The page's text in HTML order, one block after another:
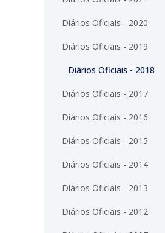
Diários Oficiais - 2020
Diários Oficiais - 2019
Diários Oficiais - 2018
Diários Oficiais - 2017
Diários Oficiais - 2016
Diários Oficiais - 2015
Diários Oficiais - 2014
Diários Oficiais - 2013
Diários Oficiais - 2012